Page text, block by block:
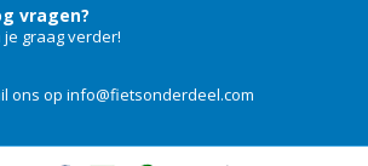
vragen?
graag verder!
ons op info@fietsonderdeel.com